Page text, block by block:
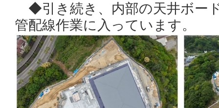
◆引き続き、内部の天井ボー
管配線作業に入っています。